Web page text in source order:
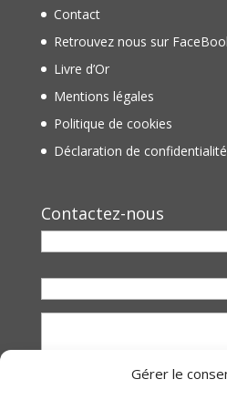
Gérer le
Contact
Retrouvez nous sur
Livre d’Or
Mentions légales
Politique de cookies
Déclaration de confidentialité
Contactez-nous